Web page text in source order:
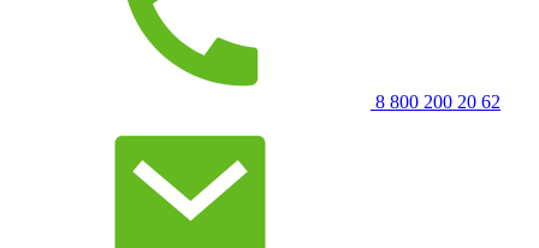
8 800 200 20 62